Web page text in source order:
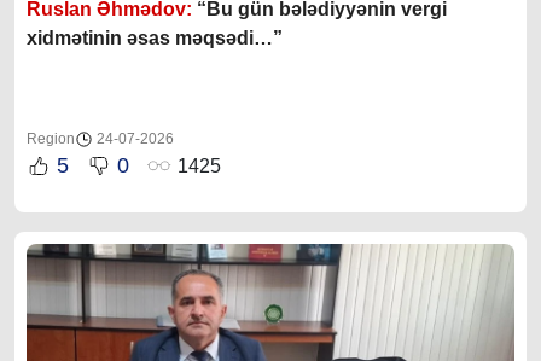
Ruslan Əhmədov: “Bu gün bələdiyyənin vergi
xidmətinin əsas məqsədi…”
Region 24-07-2026
5 0 1425